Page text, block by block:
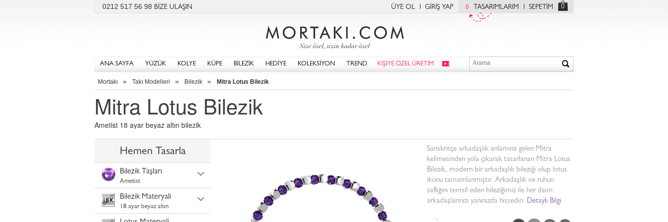
0212 517 56 98 BİZE ULAŞIN ÜYE OL GİRİŞ YAP 0 TASARIMLARIM SEPETİM 0
ANA SAYFA YÜZÜK KOLYE KÜPE BİLEZİK HEDİYE KOLEKSİYON TREND KİŞİYE ÖZEL ÜRETİM
Mortakı » Takı Modelleri » Bilezik » Mitra Lotus Bilezik
Mitra Lotus Bilezik
Ametist 18 ayar beyaz altın bilezik
Hemen Tasarla
Bilezik Taşları
Ametist
Bilezik Materyali
18 ayar beyaz altın
Sanskritçe arkadaşlık anlamına gelen Mitra
kelimesinden yola çıkarak tasarlanan Mitra Lotus
Bilezik, modern bir arkadaşlık bileziği olup lotus
ikonu tamamlanmıştır. Arkadaşlık ve ruhun
saflığını temsil eden bileziğimiz ile her daim
arkadaşlarınızı yanınızda hissedin. Detaylı Bilgi